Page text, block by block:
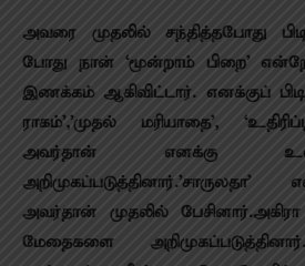
அவரை முதலில் சந்தித்தபோது
போது நான் ‘மூன்றாம் பிறை’
இணக்கம் ஆகிவிட்டார். எனக்குப்
ராகம்’,’முதல் மரியாதை’,
அவர்தான் எனக்கு
அவர்தான் முதலில்
மேதைகளை